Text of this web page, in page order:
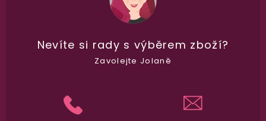
Nevíte si rady s výběrem zboží?
Zavolejte Jolaně